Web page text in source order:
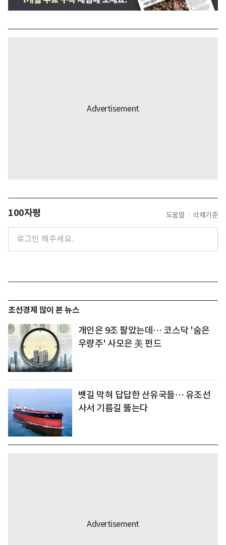
100자평 도움말 삭제기준
조선경제 많이 본 뉴스
개인은 9조 팔았는데… 코스닥 '숨은
우량주' 사모은 美 펀드
뱃길 막혀 답답한 산유국들… 유조선
사서 기름길 뚫는다